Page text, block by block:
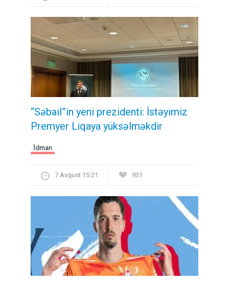
“Səbail”in yeni prezidenti: İstəyimiz
Premyer Liqaya yüksəlməkdir
İdman
7 Avqust 15:21 931